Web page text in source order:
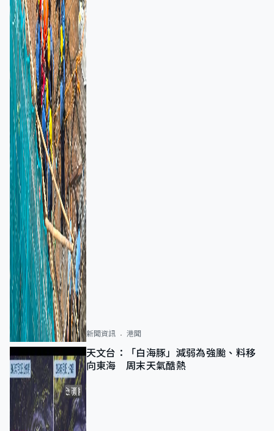
新聞資訊 港聞
天文台：「白海豚」減弱為強颱、料移
向東海 周末天氣酷熱